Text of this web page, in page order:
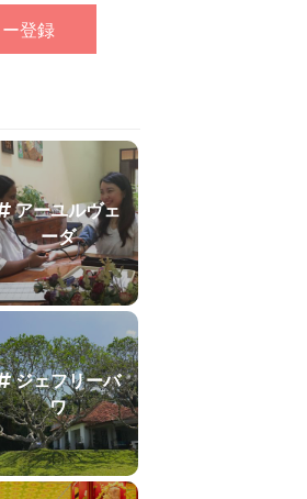
アーユルヴェ
ーダ
ジェフリーバ
ワ